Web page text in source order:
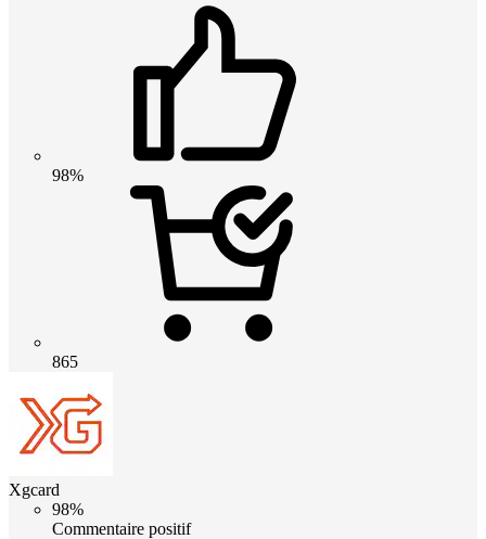
98%
865
Xgcard
98%
Commentaire positif